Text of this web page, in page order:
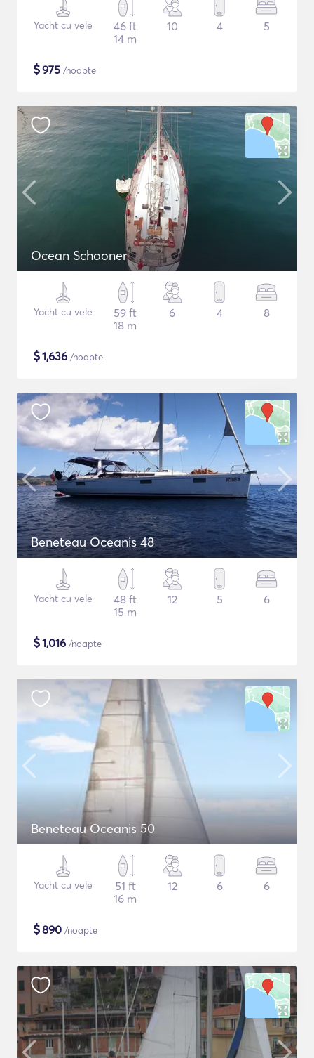
Yacht cu vele
46 ft
14 m
10 4 5
$975 /noapte
Ocean Schooner
Yacht cu vele
59 ft
18 m
6 4 8
$1,636 /noapte
Beneteau Oceanis 48
Yacht cu vele
48 ft
15 m
12 5 6
$1,016 /noapte
Beneteau Oceanis 50
Yacht cu vele
51 ft
16 m
12 6 6
$890 /noapte